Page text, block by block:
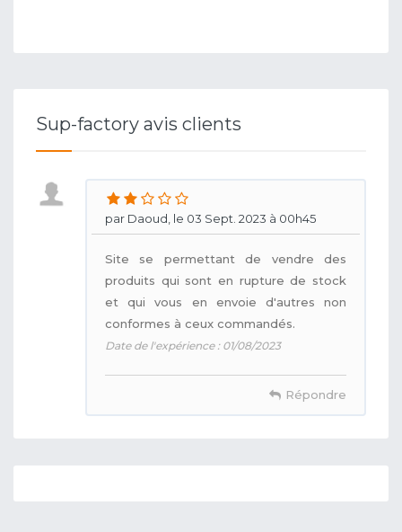
Sup-factory avis clients
par Daoud, le 03 Sept. 2023 à 00h45
Site se permettant de vendre des
produits qui sont en rupture de stock
et qui vous en envoie d'autres non
conformes à ceux commandés.
Date de l'expérience : 01/08/2023
Répondre